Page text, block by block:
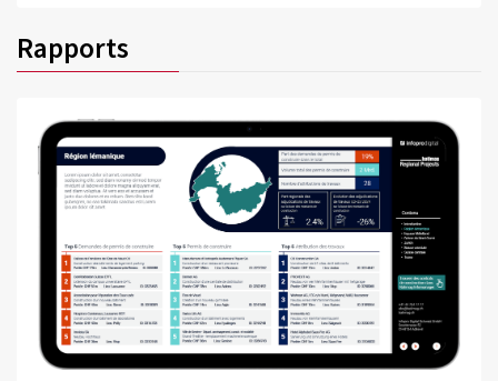
Rapports